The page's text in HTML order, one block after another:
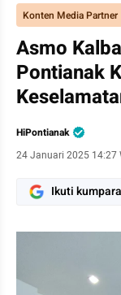
Konten Media Partner
Asmo
Pontianak
HiPontianak
24 Januari 2025 14:27
Ikuti